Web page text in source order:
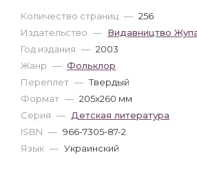
Количество страниц — 256
Издательство — Видавництво
Год издания — 2003
Жанр — Фольклор
Переплет — Твердый
Формат — 205x260 мм
Серия — Детская литература
ISBN — 966-7305-87-2
Язык — Украинский